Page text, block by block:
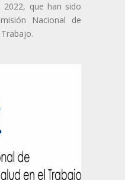
que han sido
Nacional de